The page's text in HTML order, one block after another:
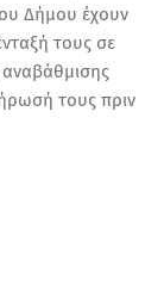
Δήμου έχουν
τους σε
τους πριν